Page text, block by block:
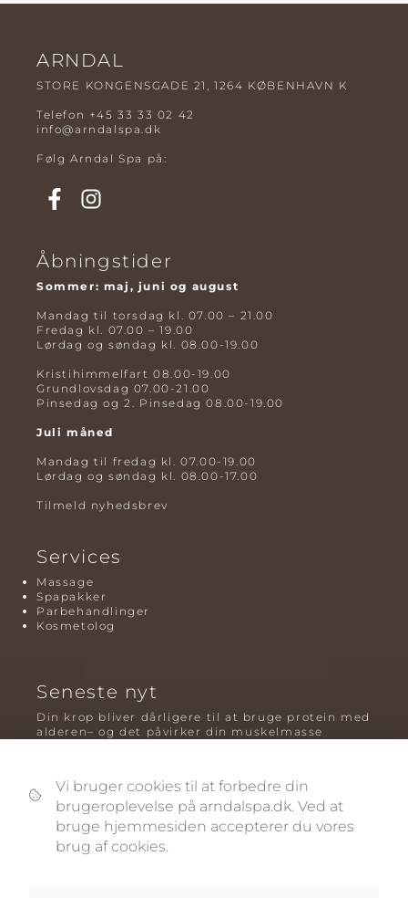
ARNDAL
STORE KONGENSGADE 21, 1264 KØBENHAVN K
Telefon +45 33 33 02 42
info@arndalspa.dk
Følg Arndal Spa på:
Åbningstider
Sommer: maj, juni og august
Mandag til torsdag kl. 07.00 – 21.00
Fredag kl. 07.00 – 19.00
Lørdag og søndag kl. 08.00-19.00
Kristihimmelfart 08.00-19.00
Grundlovsdag 07.00-21.00
Pinsedag og 2. Pinsedag 08.00-19.00
Juli måned
Mandag til fredag kl. 07.00-19.00
Lørdag og søndag kl. 08.00-17.00
Tilmeld nyhedsbrev
Services
Massage
Spapakker
Parbehandlinger
Kosmetolog
Seneste nyt
Din krop bliver dårligere til at bruge protein med
alderen– og det påvirker din muskelmasse
Plyometrisk træning: hvorfor hop kan være noget
af det mest oversete for knogler og power – før
og efter overgangsalderen
Vi bruger cookies til at forbedre din
brugeroplevelse på arndalspa.dk. Ved at
bruge hjemmesiden accepterer du vores
brug af cookies.